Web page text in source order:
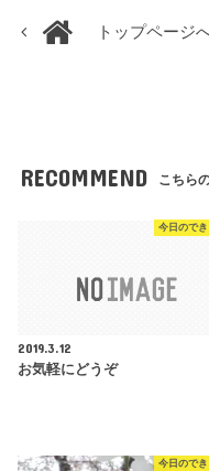
トップページ
RECOMMEND こちら
今日のでき
2019.3.12
お気軽にどうぞ
今日のでき